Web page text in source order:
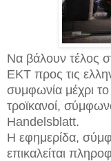
Να βάλουν τέλος
ΕΚΤ προς τις
συμφωνία μέχρι το
τροϊκανοί,
Handelsblatt.
Η εφημερίδα,
επικαλείται